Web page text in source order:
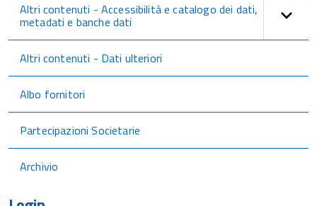
Altri contenuti - Accessibilità e catalogo dei dati,
metadati e banche dati
Altri contenuti - Dati ulteriori
Albo fornitori
Partecipazioni Societarie
Archivio